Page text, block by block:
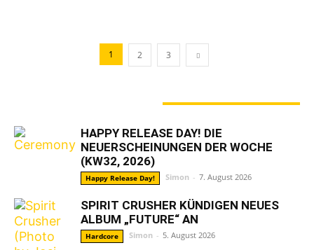
1 2 3
HAPPY RELEASE DAY! DIE
NEUERSCHEINUNGEN DER WOCHE
(KW32, 2026)
Happy Release Day! Simon - 7. August 2026
SPIRIT CRUSHER KÜNDIGEN NEUES
ALBUM „FUTURE“ AN
Hardcore Simon - 5. August 2026